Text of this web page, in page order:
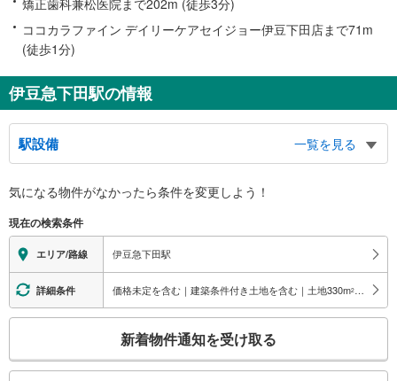
ココカラファイン デイリーケアセイジョー伊豆下田店まで71m
(徒歩1分)
伊豆急下田駅の情報
駅設備
一覧を見る
※段差なしでの移動経路
地上⇔改札⇔ホーム：○
トイレ
《多機能トイレ》
・有り
その他
気になる物件がなかったら条件を変更しよう！
現在の検索条件
エリア/路線 伊豆急下田駅
詳細条件 価格未定を含む｜建築条件付き土地を含む｜土地330m2 以上
検
新着物件通知を受け取る